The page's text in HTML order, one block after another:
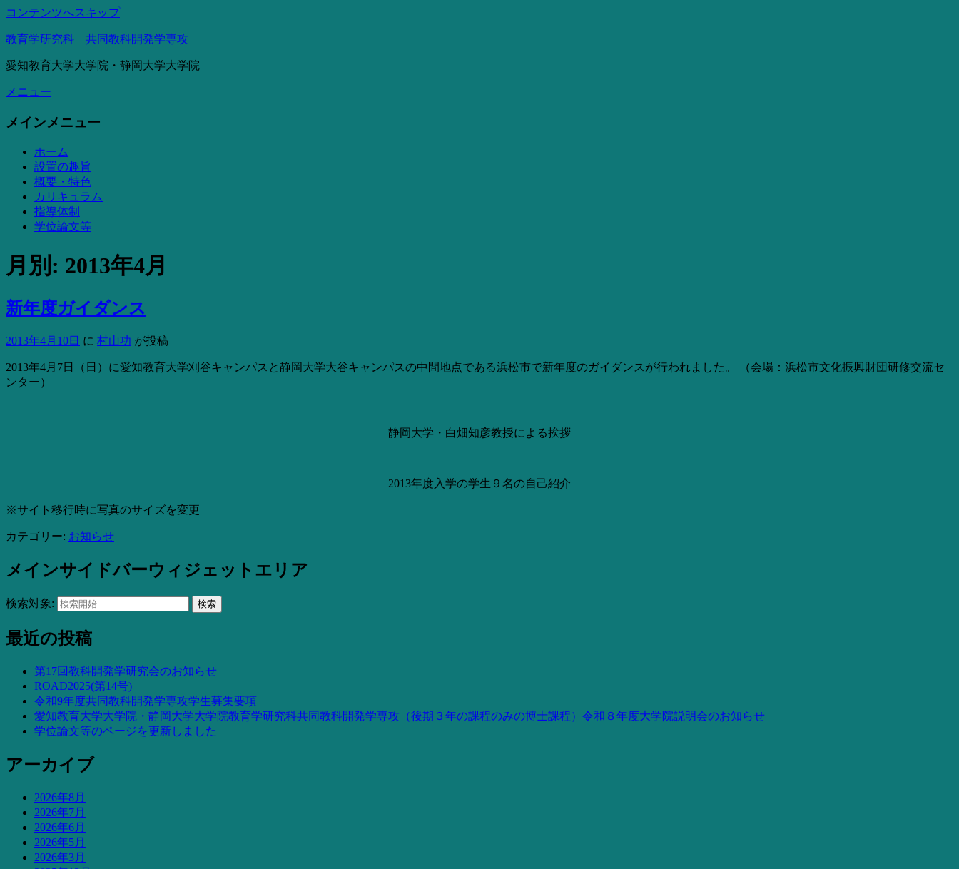
コンテンツへスキップ
教育学研究科 共同教科開発学専攻
愛知教育大学大学院・静岡大学大学院
メニュー
メインメニュー
ホーム
設置の趣旨
概要・特色
カリキュラム
指導体制
学位論文等
月別: 2013年4月
新年度ガイダンス
2013年4月10日 に 村山功 が投稿
2013年4月7日（日）に愛知教育大学刈谷キャンパスと静岡大学大谷キャンパスの中間地点である浜松市で新年度のガイダンスが行われました。 （会場：浜松市文化振興財団研修交流セ
ンター）
静岡大学・白畑知彦教授による挨拶
2013年度入学の学生９名の自己紹介
※サイト移行時に写真のサイズを変更
カテゴリー: お知らせ
メインサイドバーウィジェットエリア
検索対象: 検索
最近の投稿
第17回教科開発学研究会のお知らせ
ROAD2025(第14号)
令和9年度共同教科開発学専攻学生募集要項
愛知教育大学大学院・静岡大学大学院教育学研究科共同教科開発学専攻（後期３年の課程のみの博士課程）令和８年度大学院説明会のお知らせ
学位論文等のページを更新しました
アーカイブ
2026年8月
2026年7月
2026年6月
2026年5月
2026年3月